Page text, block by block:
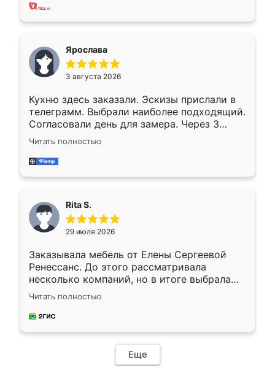
Ярослава
3 августа 2026
Кухню здесь заказали. Эскизы прислали в
телеграмм. Выбрали наиболее подходящий.
Согласовали день для замера. Через 3
недели кухня была уже готова. Остались
довольны работой. Спасибо Ренессанс
мебель за качественную работу!
Читать полностью
Rita S.
29 июля 2026
Заказывала мебель от Елены Сергеевой
Ренессанс. До этого рассматривала
несколько компаний, но в итоге выбрала
эту. Сначала обговорили условия, потом
приехал замерщик, всё спокойно объяснил
и снял размеры. Изготовили в срок, с
мебель сразу встала на свое место без
каких-либо доработок. Качеством осталась
Читать полностью
Еще